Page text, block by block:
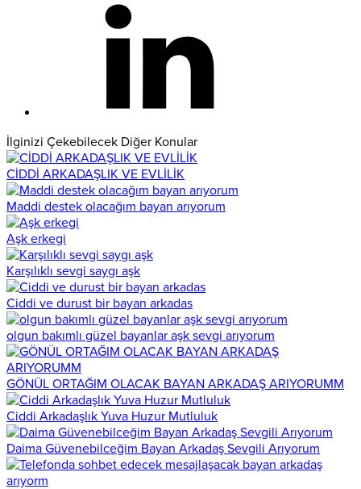
İlginizi Çekebilecek Diğer Konular
CİDDİ ARKADAŞLIK VE EVLİLİK
Maddi destek olacağım bayan arıyorum
Aşk erkegi
Karşılıklı sevgi saygı aşk
Ciddi ve durust bir bayan arkadas
olgun bakımlı güzel bayanlar aşk sevgi arıyorum
GÖNÜL ORTAĞIM OLACAK BAYAN ARKADAŞ ARIYORUMM
Ciddi Arkadaşlık Yuva Huzur Mutluluk
Daima Güvenebilceğim Bayan Arkadaş Sevgili Arıyorum